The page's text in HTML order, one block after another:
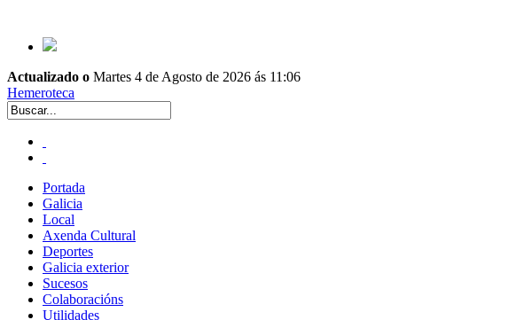
Actualizado o Martes 4 de Agosto de 2026 ás 11:06
Hemeroteca
Portada
Galicia
Local
Axenda Cultural
Deportes
Galicia exterior
Sucesos
Colaboracións
Utilidades